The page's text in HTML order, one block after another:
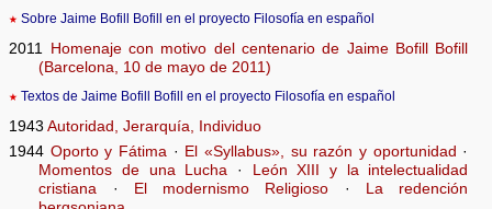
★ Sobre Jaime Bofill Bofill en el proyecto Filosofía en español
2011
Homenaje con motivo del centenario de Jaime Bofill Bofill
(Barcelona, 10 de mayo de 2011)
★ Textos de Jaime Bofill Bofill en el proyecto Filosofía en español
1943Autoridad, Jerarquía, Individuo
1944 Oporto y Fátima · El «Syllabus», su razón y oportunidad ·
Momentos de una Lucha ·
León XIII y la intelectualidad
cristiana · El modernismo Religioso ·
La redención